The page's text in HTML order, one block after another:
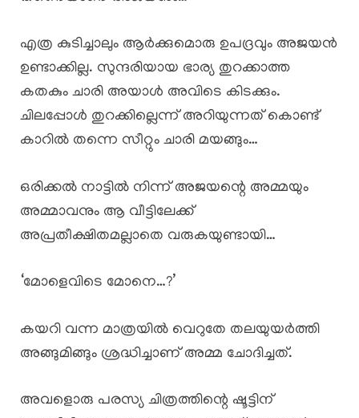
എത്ര കുടിച്ചാലും ആർക്കുമൊരു ഉപദ്രവും അജയൻ
ഉണ്ടാക്കില്ല. സുന്ദരിയായ ഭാര്യ തുറക്കാത്ത
കതകും ചാരി അയാൾ അവിടെ കിടക്കും.
ചിലപ്പോൾ തുറക്കില്ലെന്ന് അറിയുന്നത് കൊണ്ട്
കാറിൽ തന്നെ സീറ്റും ചാരി മയങ്ങും…
ഒരിക്കൽ നാട്ടിൽ നിന്ന് അജയന്റെ അമ്മയും
അമ്മാവനും ആ വീട്ടിലേക്ക്
അപ്രതീക്ഷിതമല്ലാതെ വരുകയുണ്ടായി…
‘മോളെവിടെ മോനെ…?’
കയറി വന്ന മാത്രയിൽ വെറുതേ തലയുയർത്തി
അങ്ങുമിങ്ങും ശ്രദ്ധിച്ചാണ് അമ്മ ചോദിച്ചത്.
അവളൊരു പരസ്യ ചിത്രത്തിന്റെ ഷൂട്ടിന്